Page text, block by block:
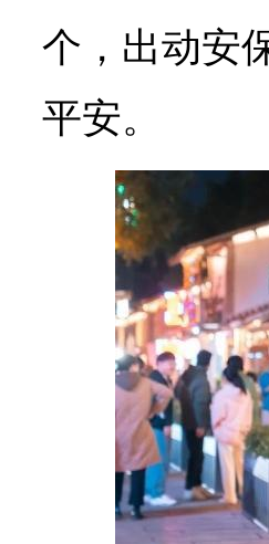
个，出动安
平安。